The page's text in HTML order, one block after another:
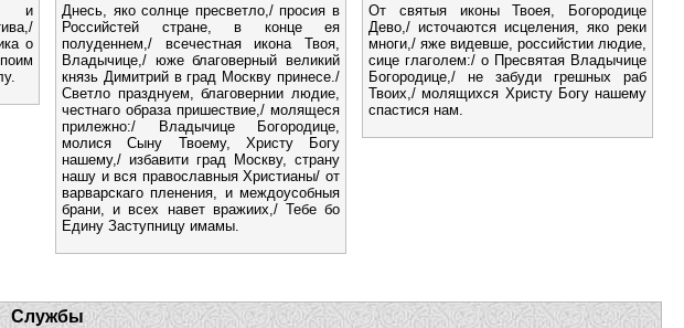
и
о
Днесь, яко солнце пресветло,/ просия в
Российстей стране, в конце ея
полуденнем,/ всечестная икона Твоя,
Владычице,/ юже благоверный великий
князь Димитрий в град Москву принесе./
Светло празднуем, благовернии людие,
честнаго образа пришествие,/ молящеся
прилежно:/ Владычице Богородице,
молися Сыну Твоему, Христу Богу
нашему,/ избавити град Москву, страну
нашу и вся православныя Христианы/ от
варварскаго пленения, и междоусобныя
брани, и всех навет вражиих,/ Тебе бо
Едину Заступницу имамы.
От святыя иконы Твоея, Богородице
Дево,/ источаются исцеления, яко реки
многи,/ яже видевше, российстии людие,
сице глаголем:/ о Пресвятая Владычице
Богородице,/ не забуди грешных раб
Твоих,/ молящихся Христу Богу нашему
спастися нам.
Службы